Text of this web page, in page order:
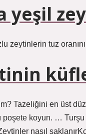
yeşil
zeytinlerin tuz
Tazeliğini en üst
poşete koyun. …
nasıl